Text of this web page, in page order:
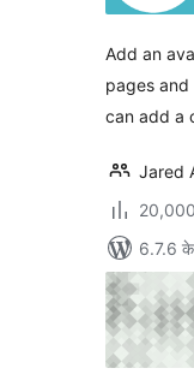
Add an
pages and
can add a
Jared
6.7.6 के